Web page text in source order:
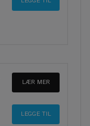
LÆR MER